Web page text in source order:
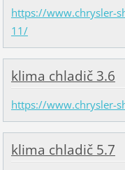
https://www.chrysler-
11/
klima chladič 3.6
https://www.chrysler-
klima chladič 5.7